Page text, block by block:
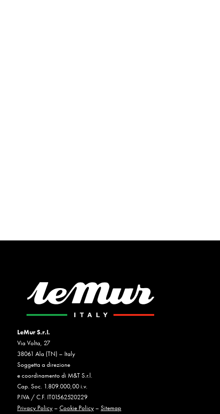
LeMur S.r.l.
Via Volta, 27
38061 Ala (TN) – Italy
Soggetta a direzione
e coordinamento di M&T S.r.l.
Cap. Soc. 1.809.000,00 i.v.
P.IVA / C.F. IT01562520229
Privacy Policy– Cookie Policy– Sitemap